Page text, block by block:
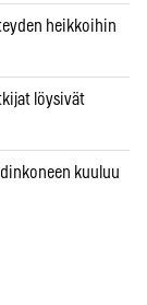
heikkoihin
löysivät
kuuluu